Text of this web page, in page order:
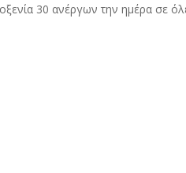
30 ανέργων την ημέρα σε